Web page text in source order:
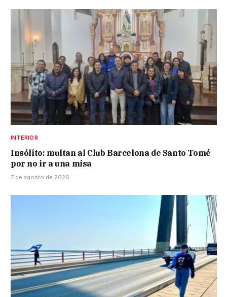
INTERIOR
Insólito: multan al Club Barcelona de Santo Tomé
por no ir a una misa
7 de agosto de 2026